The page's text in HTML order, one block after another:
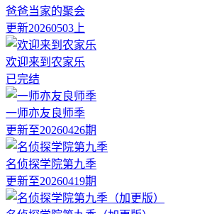
爸爸当家的聚会
更新20260503上
欢迎来到农家乐
已完结
一师亦友良师季
更新至20260426期
名侦探学院第九季
更新至20260419期